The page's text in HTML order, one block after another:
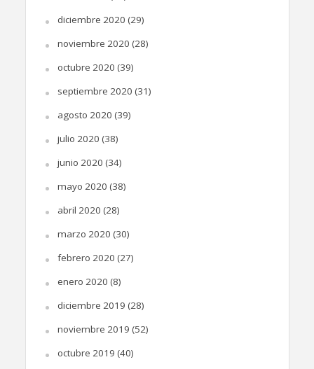
diciembre 2020 (29)
noviembre 2020 (28)
octubre 2020 (39)
septiembre 2020 (31)
agosto 2020 (39)
julio 2020 (38)
junio 2020 (34)
mayo 2020 (38)
abril 2020 (28)
marzo 2020 (30)
febrero 2020 (27)
enero 2020 (8)
diciembre 2019 (28)
noviembre 2019 (52)
octubre 2019 (40)